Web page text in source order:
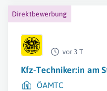
Direktbewerbung
vor 3 T
Kfz-Techniker:in am
ÖAMTC